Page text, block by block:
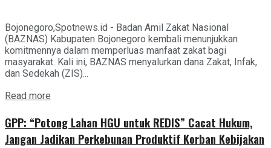
Bojonegoro,Spotnews.id - Badan Amil Zakat Nasional
(BAZNAS) Kabupaten Bojonegoro kembali menunjukkan
komitmennya dalam memperluas manfaat zakat bagi
masyarakat. Kali ini, BAZNAS menyalurkan dana Zakat, Infak,
dan Sedekah (ZIS)...
Read more
GPP: “Potong Lahan HGU untuk REDIS” Cacat Hukum,
Jangan Jadikan Perkebunan Produktif Korban Kebijakan